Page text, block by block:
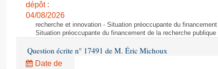
dépôt :
04/08/2026
recherche et innovation - Situation préoccupante du
Situation préoccupante du financement de la recherche publique
Question écrite n° 17491 de M. Éric Michoux
Date de